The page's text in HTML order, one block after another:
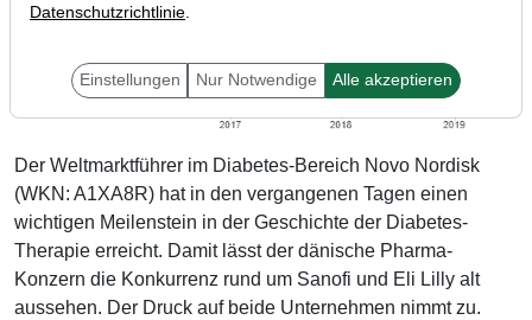
Der Weltmarktführer im Diabetes-Bereich Novo Nordisk
(WKN: A1XA8R) hat in den vergangenen Tagen einen
wichtigen Meilenstein in der Geschichte der Diabetes-
Therapie erreicht. Damit lässt der dänische Pharma-
Konzern die Konkurrenz rund um Sanofi und Eli Lilly alt
aussehen. Der Druck auf beide Unternehmen nimmt zu.
Datenschutzrichtlinie.
Einstellungen Nur Notwendige Alle akzeptieren